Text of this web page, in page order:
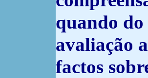
quando do
avaliação
factos